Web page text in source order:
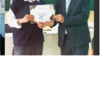
(РИЭМ УВД
для лиц,
аресту УВД
изоляторы